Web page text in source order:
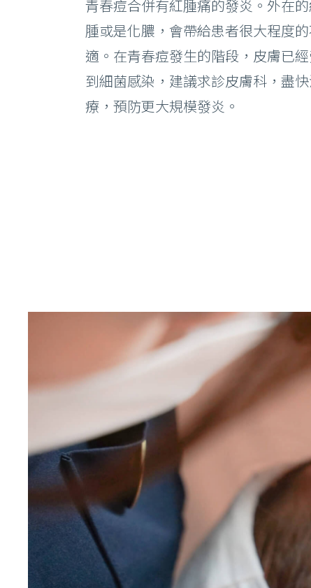
青春痘合併有紅腫痛的發炎。外在
腫或是化膿，會帶給患者很大程度
適。在青春痘發生的階段，皮膚已
到細菌感染，建議求診皮膚科，盡
療，預防更大規模發炎。